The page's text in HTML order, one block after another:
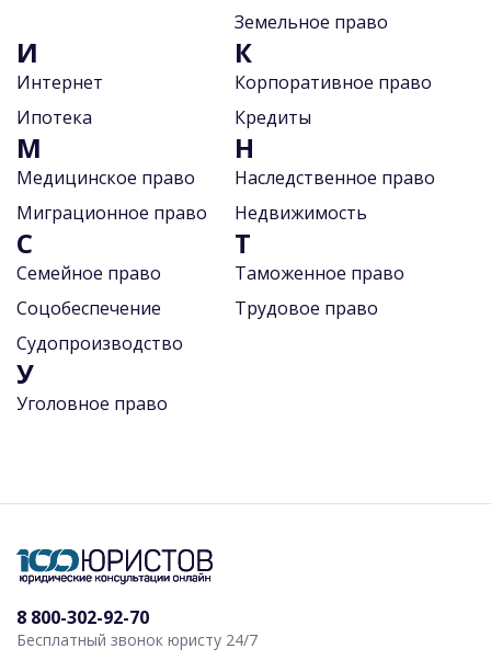
Земельное право
И
Интернет
Ипотека
К
Корпоративное право
Кредиты
М
Медицинское право
Миграционное право
Н
Наследственное право
Недвижимость
С
Семейное право
Соцобеспечение
Судопроизводство
Т
Таможенное право
Трудовое право
У
Уголовное право
8 800-302-92-70
Бесплатный звонок юристу 24/7